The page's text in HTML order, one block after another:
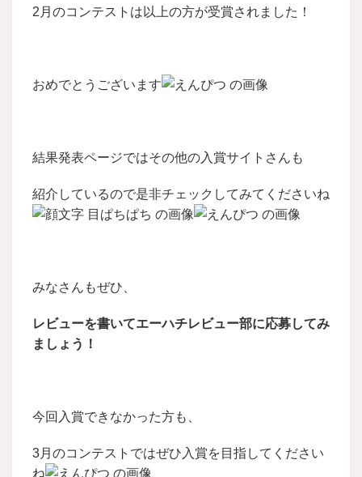
2月のコンテストは以上の方が受賞されました！
おめでとうございます
結果発表ページではその他の入賞サイトさんも
紹介しているので是非チェックしてみてくださいね
みなさんもぜひ、
レビューを書いてエーハチレビュー部に応募してみ
ましょう！
今回入賞できなかった方も、
3月のコンテストではぜひ入賞を目指してください
ね